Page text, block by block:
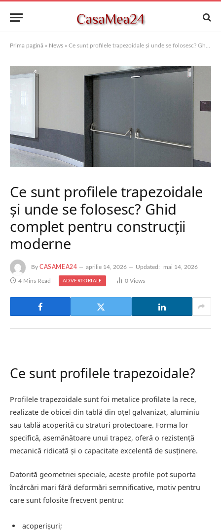
Prima pagină » News » Ce sunt profilele trapezoidale și unde se folosesc? Ghid complet pentru construcții moderne
Ce sunt profilele trapezoidale
și unde se folosesc? Ghid
complet pentru construcții
moderne
By CASAMEA24 aprilie 14, 2026 Updated: mai 14, 2026
4 Mins Read ADVERTORIALE 0 Views
Ce sunt profilele trapezoidale?
Profilele trapezoidale sunt foi metalice profilate la rece,
realizate de obicei din tablă din oțel galvanizat, aluminiu
sau tablă acoperită cu straturi protectoare. Forma lor
specifică, asemănătoare unui trapez, oferă o rezistență
mecanică ridicată și o capacitate excelentă de susținere.
Datorită geometriei speciale, aceste profile pot suporta
încărcări mari fără deformări semnificative, motiv pentru
care sunt folosite frecvent pentru:
acoperișuri;